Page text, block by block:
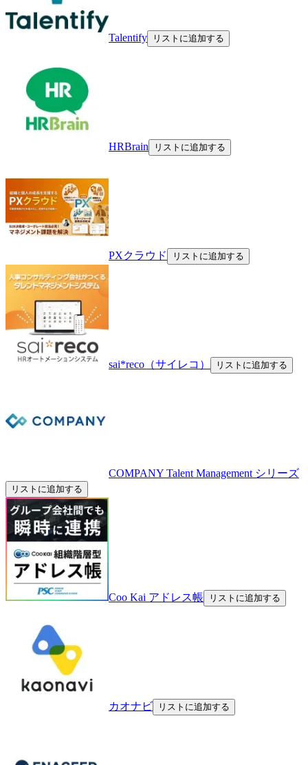
Talentify リストに追加する
HRBrain リストに追加する
PXクラウド リストに追加する
sai*reco（サイレコ） リストに追加する
COMPANY Talent Management シリーズ
リストに追加する
Coo Kai アドレス帳 リストに追加する
カオナビ リストに追加する